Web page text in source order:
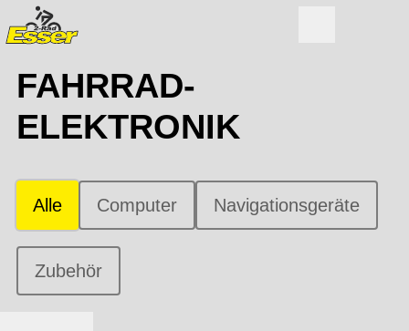
FAHRRAD-
ELEKTRONIK
Alle Computer Navigationsgeräte
Zubehör